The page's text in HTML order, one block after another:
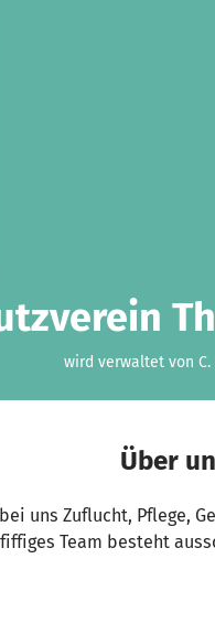
wird verwaltet von C.
Über
uns Zuflucht, Pflege,
Team besteht